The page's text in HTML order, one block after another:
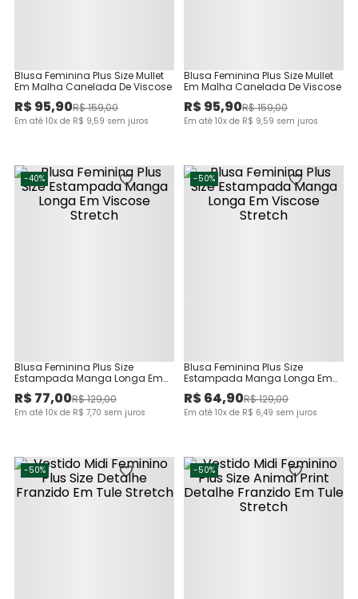
Blusa Feminina Plus Size Mullet
Em Malha Canelada De Viscose
R$95,90R$159,00
Em até 10x de R$ 9,59 sem juros
Blusa Feminina Plus Size Mullet
Em Malha Canelada De Viscose
R$95,90R$159,00
Em até 10x de R$ 9,59 sem juros
-40%
Blusa Feminina Plus Size
Estampada Manga Longa Em
Viscose Stretch
R$77,00R$129,00
Em até 10x de R$ 7,70 sem juros
-50%
Blusa Feminina Plus Size
Estampada Manga Longa Em
Viscose Stretch
R$64,90R$129,00
Em até 10x de R$ 6,49 sem juros
-50% -50%